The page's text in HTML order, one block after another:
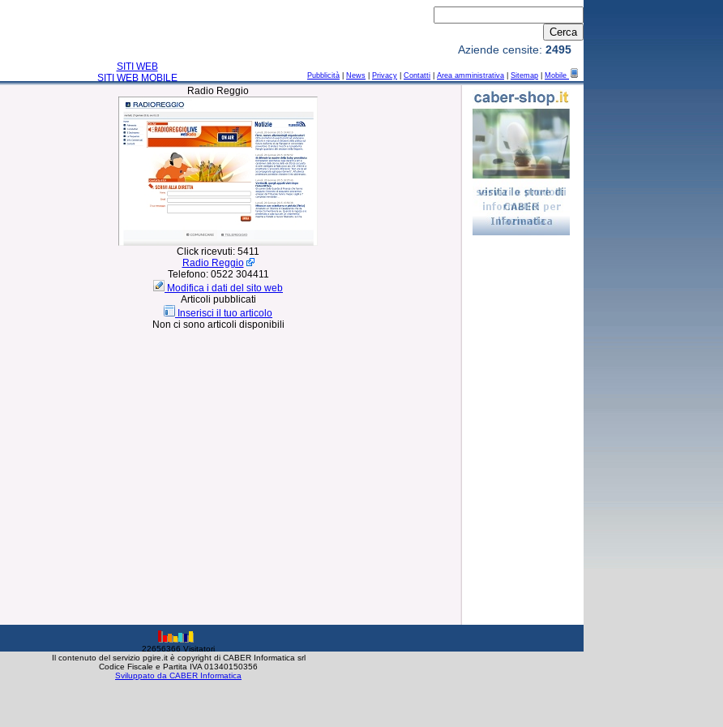
SITI WEB
SITI WEB MOBILE
Pubblicità News Privacy Contatti Area amministrativa Sitemap Mobile
Aziende censite: 2495
Radio Reggio
Click ricevuti: 5411
Radio Reggio
Telefono: 0522 304411
Modifica i dati del sito web
Articoli pubblicati
Inserisci il tuo articolo
Non ci sono articoli disponibili
22656366 Visitatori
Il contenuto del servizio pgire.it è copyright di CABER Informatica srl
Codice Fiscale e Partita IVA 01340150356
Sviluppato da CABER Informatica